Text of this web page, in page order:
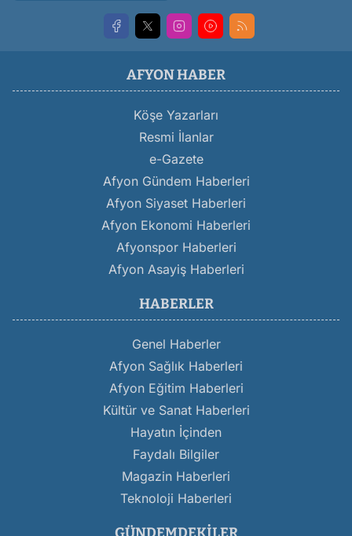
AFYON HABER
Köşe Yazarları
Resmi İlanlar
e-Gazete
Afyon Gündem Haberleri
Afyon Siyaset Haberleri
Afyon Ekonomi Haberleri
Afyonspor Haberleri
Afyon Asayiş Haberleri
HABERLER
Genel Haberler
Afyon Sağlık Haberleri
Afyon Eğitim Haberleri
Kültür ve Sanat Haberleri
Hayatın İçinden
Faydalı Bilgiler
Magazin Haberleri
Teknoloji Haberleri